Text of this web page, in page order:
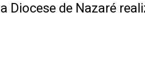
Diocese de Nazaré